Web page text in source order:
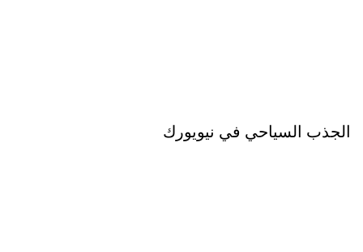
الجذب السياحي في نيويورك